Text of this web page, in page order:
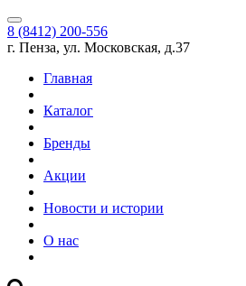
8 (8412) 200-556
г. Пенза, ул. Московская, д.37
Главная
Каталог
Бренды
Акции
Новости и истории
О нас